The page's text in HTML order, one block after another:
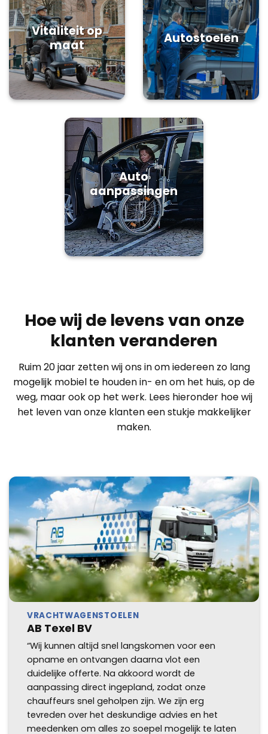
Vitaliteit op
maat
Autostoelen
Auto
aanpassingen
Hoe wij de levens van onze
klanten veranderen
Ruim 20 jaar zetten wij ons in om iedereen zo lang
mogelijk mobiel te houden in- en om het huis, op de
weg, maar ook op het werk. Lees hieronder hoe wij
het leven van onze klanten een stukje makkelijker
maken.
VRACHTWAGENSTOELEN
AB Texel BV
“Wij kunnen altijd snel langskomen voor een
opname en ontvangen daarna vlot een
duidelijke offerte. Na akkoord wordt de
aanpassing direct ingepland, zodat onze
chauffeurs snel geholpen zijn. We zijn erg
tevreden over het deskundige advies en het
meedenken om alles zo soepel mogelijk te laten